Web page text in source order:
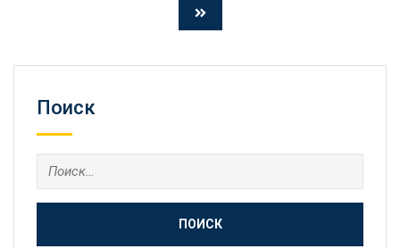
Поиск
Найти: